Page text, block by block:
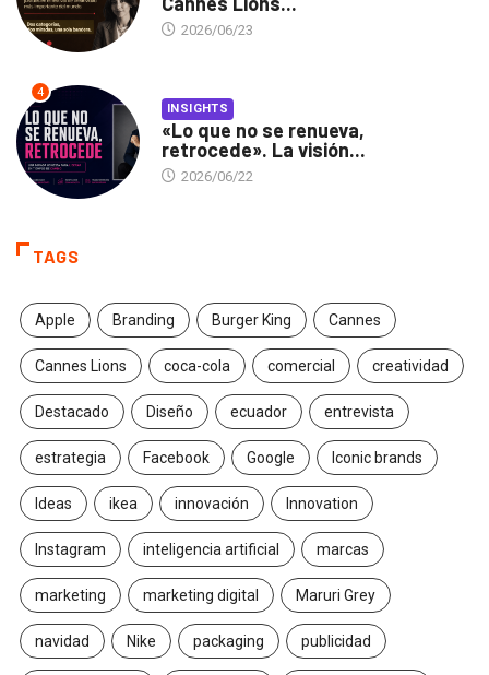
2026/06/23
4
INSIGHTS
«Lo que no se renueva,
retrocede». La visión...
2026/06/22
TAGS
Apple Branding Burger King Cannes
Cannes Lions coca-cola comercial creatividad
Destacado Diseño ecuador entrevista
estrategia Facebook Google Iconic brands
Ideas ikea innovación Innovation
Instagram inteligencia artificial marcas
marketing marketing digital Maruri Grey
navidad Nike packaging publicidad